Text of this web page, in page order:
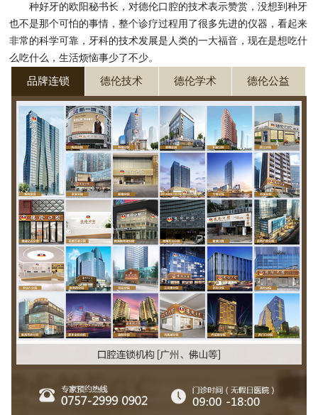
种好牙的欧阳秘书长，对德伦口腔的技术表示赞赏，没想到种牙
也不是那个可怕的事情，整个诊疗过程用了很多先进的仪器，看起来
非常的科学可靠，牙科的技术发展是人类的一大福音，现在是想吃什
么吃什么，生活烦恼事少了不少。
品牌连锁 德伦技术 德伦学术 德伦公益